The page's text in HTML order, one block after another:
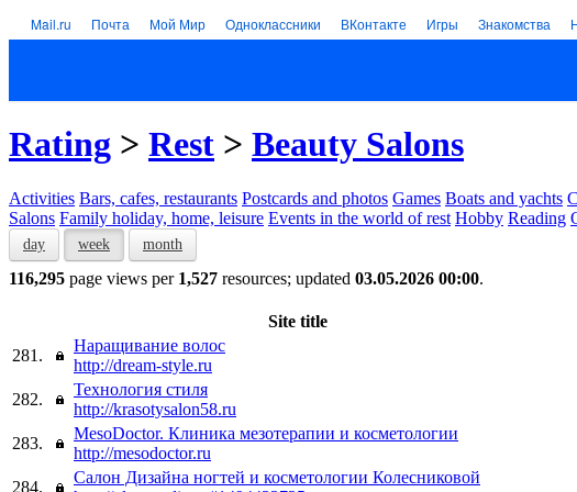
Mail.ru Почта Мой Мир Одноклассники ВКонтакте Игры Знакомства
Rating > Rest > Beauty Salons
Activities Bars, cafes, restaurants Postcards and photos Games Boats and yachts
Salons Family holiday, home, leisure Events in the world of rest Hobby Reading
day week month
116,295 page views per 1,527 resources; updated 03.05.2026 00:00.
Site title
281.
Наращивание волос
http://dream-style.ru
282.
Технология стиля
http://krasotysalon58.ru
283.
MesoDoctor. Клиника мезотерапии и косметологии
http://mesodoctor.ru
284.
Салон Дизайна ногтей и косметологии Колесниковой